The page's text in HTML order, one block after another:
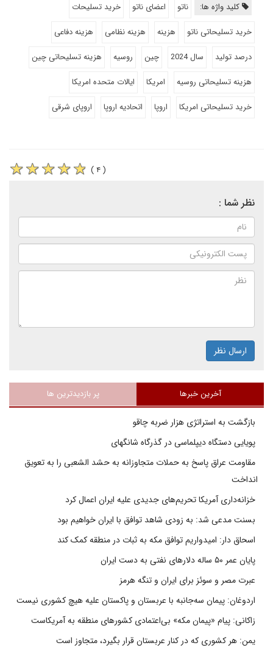
کلید واژه ها: ناتو اعضای ناتو
خرید تسلیحات
خرید تسلیحاتی ناتو
هزینه هزینه نظامی
هزینه دفاعی
درصد تولید
سال 2024 چین روسیه
هزینه تسلیحاتی چین
هزینه تسلیحاتی روسیه
امریکا
ایالات متحده امریکا
خرید تسلیحاتی امریکا
اروپا اتحادیه اروپا اروپای شرقی
( ۴ )
نظر شما :
ارسال نظر
آخرین خبرها پر بازدیدترین ها
بازگشت به استراتژی هزار ضربه چاقو
پویایی دستگاه دیپلماسی در گذرگاه شانگهای
مقاومت عراق پاسخ به حملات متجاوزانه به حشد الشعبی را به تعویق
انداخت
خزانه‌داری آمریکا تحریم‌های جدیدی علیه ایران اعمال کرد
بسنت مدعی شد: به زودی شاهد توافق با ایران خواهیم بود
اسحاق دار: امیدواریم توافق مکه به ثبات در منطقه کمک کند
پایان عمر ۵۰ ساله دلارهای نفتی به دست ایران
عبرت مصر و سوئز برای ایران و تنگه هرمز
اردوغان: پیمان سه‌جانبه با عربستان و پاکستان علیه هیچ کشوری نیست
زاکانی: پیام «پیمان مکه» بی‌اعتمادی کشورهای منطقه به آمریکاست
یمن: هر کشوری که در کنار عربستان قرار بگیرد، متجاوز است